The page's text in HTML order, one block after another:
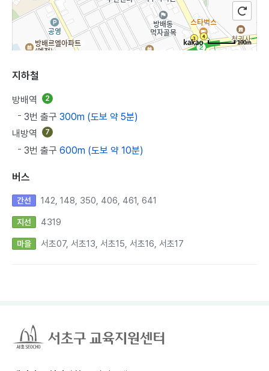
100m
지하철
방배역 2
3번 출구 300m (도보 약 5분)
내방역
7
3번 출구 600m (도보 약 10분)
버스
간선 142, 148, 350, 406, 461, 641
지선 4319
마을 서초07, 서초13, 서초15, 서초16, 서초17